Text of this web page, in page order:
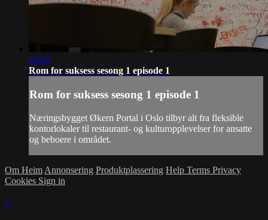
23:02
Rom for suksess sesong 1 episode 1
Rom for suksess sesong 1 episode 1
Næringsbygget Økern Portal i Oslo tilbyr alt fra fleksible
kontorlokaler til restaurant- og kulturopplevelser for ansatte
og beboere i området.
Om Heim Annonsering Produktplassering Help Terms Privacy
Cookies Sign in
×